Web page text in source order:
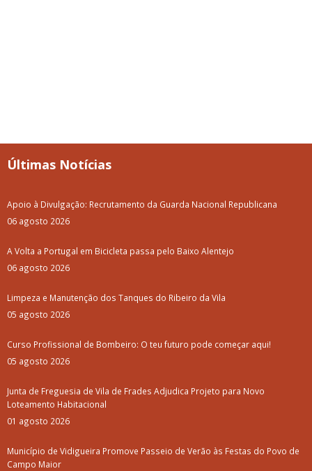
Últimas Notícias
Apoio à Divulgação: Recrutamento da Guarda Nacional Republicana
06 agosto 2026
A Volta a Portugal em Bicicleta passa pelo Baixo Alentejo
06 agosto 2026
Limpeza e Manutenção dos Tanques do Ribeiro da Vila
05 agosto 2026
Curso Profissional de Bombeiro: O teu futuro pode começar aqui!
05 agosto 2026
Junta de Freguesia de Vila de Frades Adjudica Projeto para Novo
Loteamento Habitacional
01 agosto 2026
Município de Vidigueira Promove Passeio de Verão às Festas do Povo de
Campo Maior